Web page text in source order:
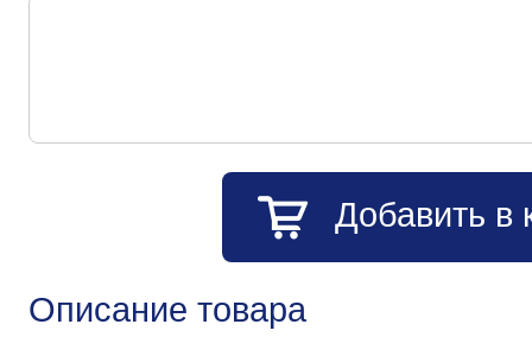
Добавить в
Описание товара